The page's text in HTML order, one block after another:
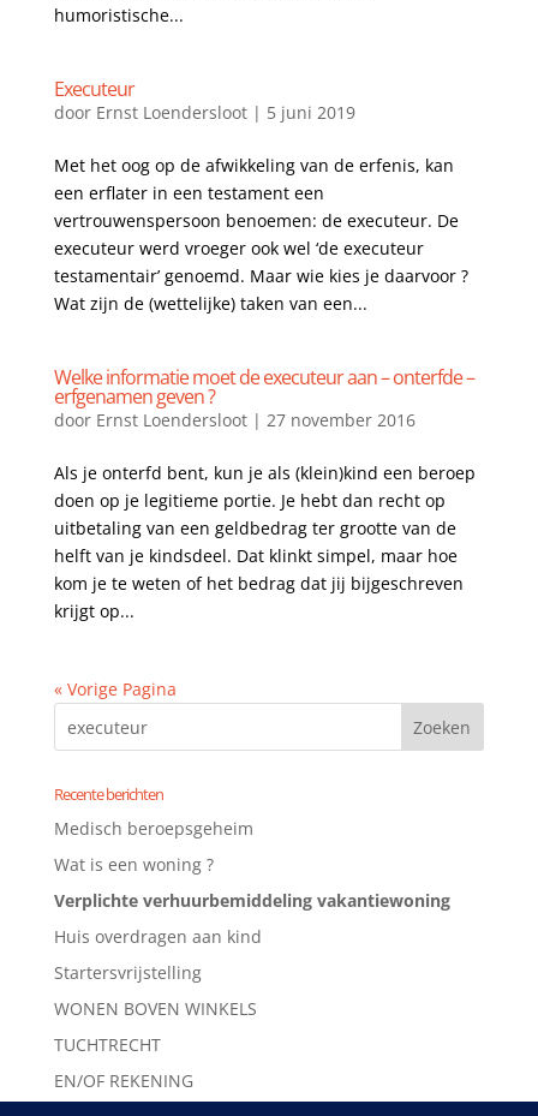
humoristische...
Executeur
door Ernst Loendersloot| 5 juni 2019
Met het oog op de afwikkeling van de erfenis, kan
een erflater in een testament een
vertrouwenspersoon benoemen: de executeur. De
executeur werd vroeger ook wel ‘de executeur
testamentair’ genoemd. Maar wie kies je daarvoor ?
Wat zijn de (wettelijke) taken van een...
Welke informatie moet de executeur aan – onterfde –
erfgenamen geven ?
door Ernst Loendersloot| 27 november 2016
Als je onterfd bent, kun je als (klein)kind een beroep
doen op je legitieme portie. Je hebt dan recht op
uitbetaling van een geldbedrag ter grootte van de
helft van je kindsdeel. Dat klinkt simpel, maar hoe
kom je te weten of het bedrag dat jij bijgeschreven
krijgt op...
« Vorige Pagina
Recente berichten
Medisch beroepsgeheim
Wat is een woning ?
Verplichte verhuurbemiddeling vakantiewoning
Huis overdragen aan kind
Startersvrijstelling
WONEN BOVEN WINKELS
TUCHTRECHT
EN/OF REKENING